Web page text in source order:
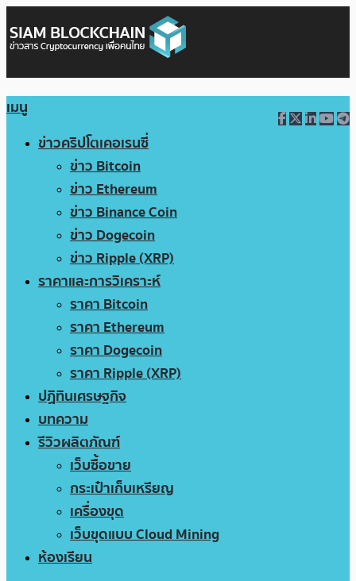
เมนู
ข่าวคริปโตเคอเรนซี่
ข่าว Bitcoin
ข่าว Ethereum
ข่าว Binance Coin
ข่าว Dogecoin
ข่าว Ripple (XRP)
ราคาและการวิเคราะห์
ราคา Bitcoin
ราคา Ethereum
ราคา Dogecoin
ราคา Ripple (XRP)
ปฏิทินเศรษฐกิจ
บทความ
รีวิวผลิตภัณฑ์
เว็บซื้อขาย
กระเป๋าเก็บเหรียญ
เครื่องขุด
เว็บขุดแบบ Cloud Mining
ห้องเรียน